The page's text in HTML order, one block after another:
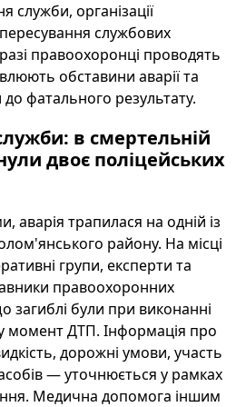
служби, організації
службових
правоохоронці проводять
обставини аварії та
фатального результату.
в смертельній
двоє поліцейських
аварія трапилася на одній із
району. На місці
групи, експерти та
правоохоронних
загиблі були при виконанні
момент ДТП. Інформація про
дорожні умови, участь
— уточнюється у рамках
Медична допомога іншим